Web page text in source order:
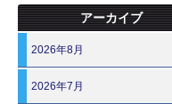
アーカイブ
2026年8月
2026年7月